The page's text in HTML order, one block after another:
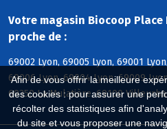
Afin de vous offrir la meilleure
des cookies : pour assurer une
récolter des statistiques afin
du site et vous proposer une
Votre magasin Biocoop
proche de :
69002 Lyon, 69005 Lyon, 69001
69006 Lyon, 69004 Lyon, 69009
69350 La Mulatière, 69100